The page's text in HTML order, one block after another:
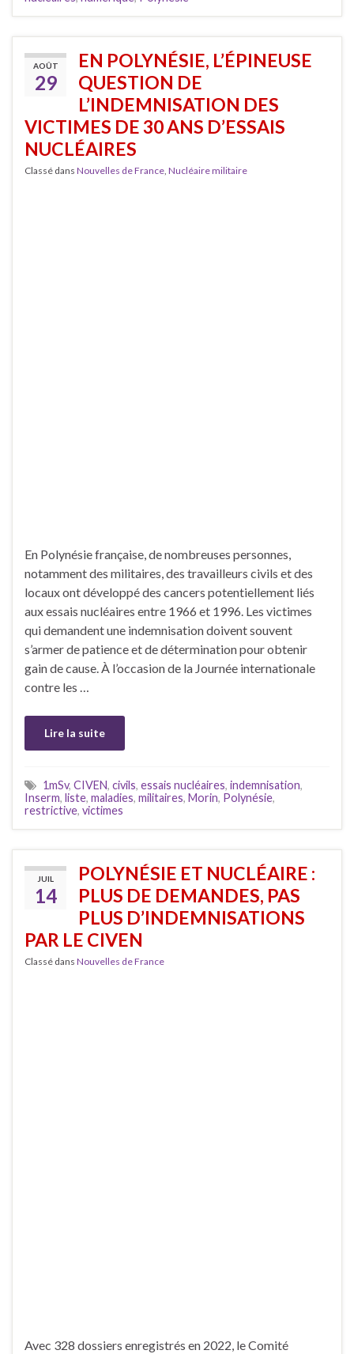
AOÛT
29
EN POLYNÉSIE, L’ÉPINEUSE
QUESTION DE
L’INDEMNISATION DES
VICTIMES DE 30 ANS D’ESSAIS
NUCLÉAIRES
Classé dans Nouvelles de France, Nucléaire militaire
En Polynésie française, de nombreuses personnes,
notamment des militaires, des travailleurs civils et des
locaux ont développé des cancers potentiellement liés
aux essais nucléaires entre 1966 et 1996. Les victimes
qui demandent une indemnisation doivent souvent
s’armer de patience et de détermination pour obtenir
gain de cause. À l’occasion de la Journée internationale
contre les …
Lire la suite
1mSv, CIVEN, civils, essais nucléaires, indemnisation,
Inserm, liste, maladies, militaires, Morin, Polynésie,
restrictive, victimes
JUIL
14
POLYNÉSIE ET NUCLÉAIRE :
PLUS DE DEMANDES, PAS
PLUS D’INDEMNISATIONS
PAR LE CIVEN
Classé dans Nouvelles de France
Avec 328 dossiers enregistrés en 2022, le Comité